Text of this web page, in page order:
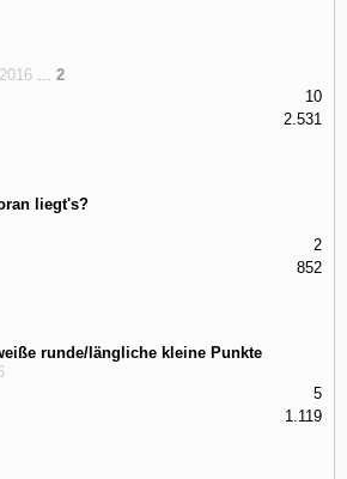
... 2
10
2.531
liegt's?
2
852
runde/längliche kleine Punkte
5
1.119